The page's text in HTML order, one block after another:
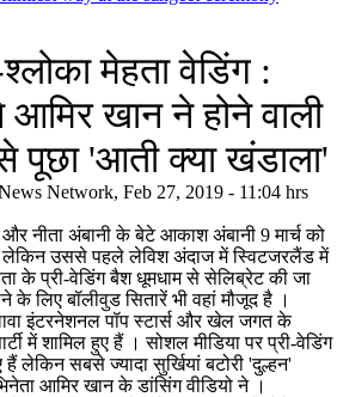
मेहता वेडिंग :
खान ने होने वाली
पूछा 'आती क्या खंडाला'
Network, Feb 27, 2019 - 11:04 hrs
नीता अंबानी के बेटे आकाश अंबानी 9 मार्च को
लेकिन उससे पहले लेविश अंदाज में स्विटजरलैंड में
के प्री-वेडिंग बैश धूमधाम से सेलिब्रेट की जा
के लिए बॉलीवुड सितारें भी वहां मौजूद है ।
इंटरनेशनल पॉप स्टार्स और खेल जगत के
में शामिल हुए हैं । सोशल मीडिया पर प्री-वेडिंग
लेकिन सबसे ज्यादा सुर्खियां बटोरी 'दुल्हन'
आमिर खान के डांसिंग वीडियो ने ।